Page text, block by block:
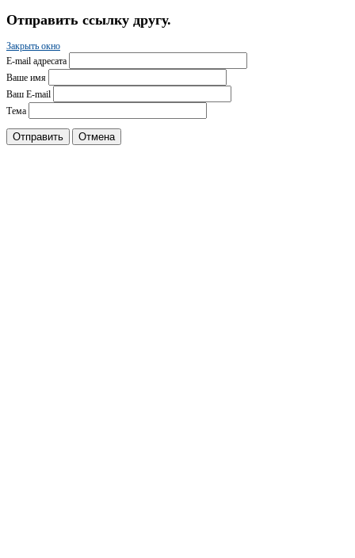
Отправить ссылку другу.
Закрыть окно
E-mail адресата
Ваше имя
Ваш E-mail
Тема
Отправить Отмена